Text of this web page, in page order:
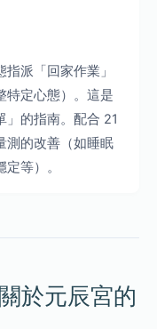
派「回家作業」
特定心態）。這是
」的指南。配合 21
測的改善（如睡眠
等）。
於元辰宮的